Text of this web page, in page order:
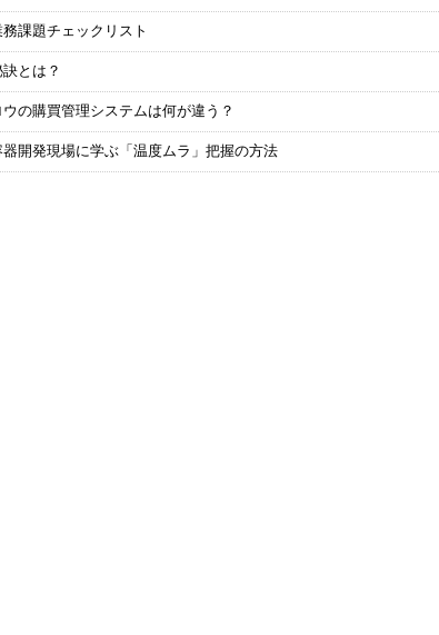
課題チェックリスト
とは？
の購買管理システムは何が違う？
開発現場に学ぶ「温度ムラ」把握の方法